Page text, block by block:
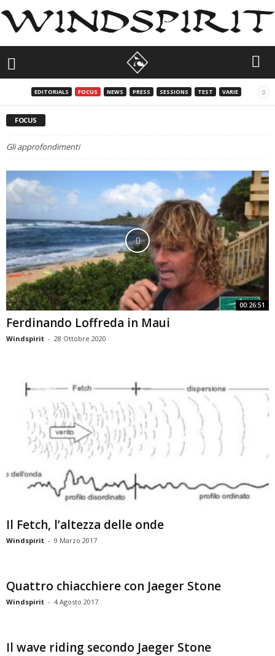
EDITORIALS FOCUS NEWS PRESS SESSIONS TEST VARIE
FOCUS
Gli approfondimenti
00:26:51
Ferdinando Loffreda in Maui
Windspirit - 28 Ottobre 2020
Il Fetch, l’altezza delle onde
Windspirit - 9 Marzo 2017
Quattro chiacchiere con Jaeger Stone
Windspirit - 4 Agosto 2017
Il wave riding secondo Jaeger Stone